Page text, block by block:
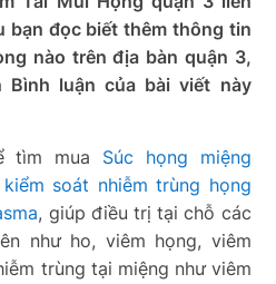
bạn đọc biết thêm thông tin
nào trên địa bàn quận 3,
Bình luận của bài viết này
tìm mua Súc họng miệng
soát nhiễm trùng họng
, giúp điều trị tại chỗ các
như ho, viêm họng, viêm
trùng tại miệng như viêm